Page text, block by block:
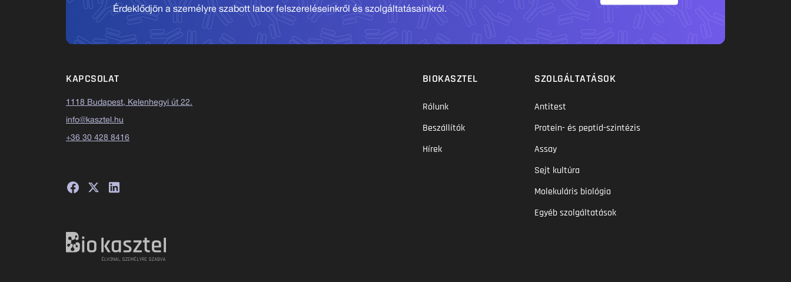
Érdeklődjön a személyre szabott labor felszereléseinkről és szolgáltatásainkról.
KAPCSOLAT
1118 Budapest, Kelenhegyi út 22.
info@kasztel.hu
+36 30 428 8416
BIOKASZTEL
Rólunk
Beszállítók
Hírek
SZOLGÁLTATÁSOK
Antitest
Protein- és peptid-szintézis
Assay
Sejt kultúra
Molekuláris biológia
Egyéb szolgáltatások